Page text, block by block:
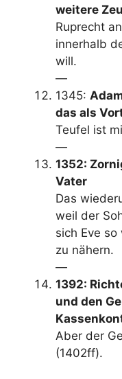
weitere
Ruprecht
innerhalb
will.
—
1345:
das als
Teufel ist
—
1352:
Vater
Das
weil der
sich Eve
zu nähern.
—
1392:
und den
Aber der
(1402ff).